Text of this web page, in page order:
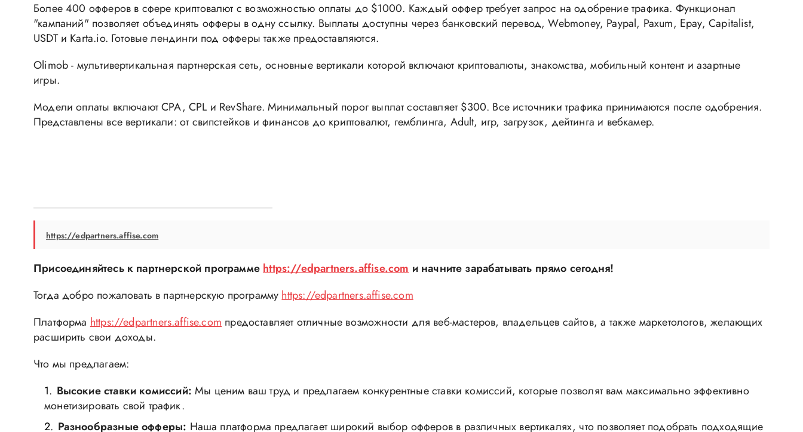
Более 400 офферов в сфере криптовалют с возможностью оплаты до $1000. Каждый оффер требует запрос на одобрение трафика. Функционал
"кампаний" позволяет объединять офферы в одну ссылку. Выплаты доступны через банковский перевод, Webmoney, Paypal, Paxum, Epay, Capitalist,
USDT и Karta.io. Готовые лендинги под офферы также предоставляются.
Olimob - мультивертикальная партнерская сеть, основные вертикали которой включают криптовалюты, знакомства, мобильный контент и азартные
игры.
Модели оплаты включают CPA, CPL и RevShare. Минимальный порог выплат составляет $300. Все источники трафика принимаются после одобрения.
Представлены все вертикали: от свипстейков и финансов до криптовалют, гемблинга, Adult, игр, загрузок, дейтинга и вебкамер.
https://edpartners.affise.com
Присоединяйтесь к партнерской программе https://edpartners.affise.com и начните зарабатывать прямо сегодня!
Тогда добро пожаловать в партнерскую программу https://edpartners.affise.com
Платформа https://edpartners.affise.com предоставляет отличные возможности для веб-мастеров, владельцев сайтов, а также маркетологов, желающих
расширить свои доходы.
Что мы предлагаем:
Высокие ставки комиссий: Мы ценим ваш труд и предлагаем конкурентные ставки комиссий, которые позволят вам максимально эффективно
монетизировать свой трафик.
Разнообразные офферы: Наша платформа предлагает широкий выбор офферов в различных вертикалях, что позволяет подобрать подходящие